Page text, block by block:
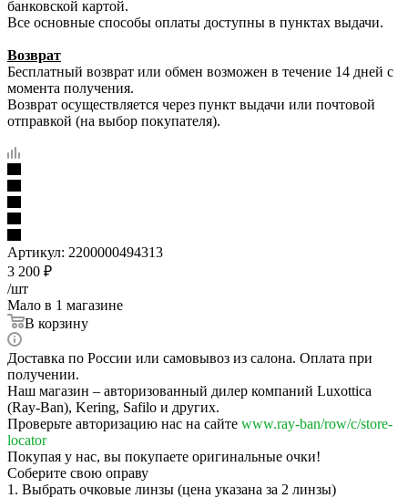
банковской картой.
Все основные способы оплаты доступны в пунктах выдачи.
Возврат
Бесплатный возврат или обмен возможен в течение 14 дней с
момента получения.
Возврат осуществляется через пункт выдачи или почтовой
отправкой (на выбор покупателя).
Артикул: 2200000494313
3 200 ₽
/шт
Мало в 1 магазине
В корзину
Доставка по России или самовывоз из салона. Оплата при
получении.
Наш магазин – авторизованный дилер компаний Luxottica
(Ray-Ban), Kering, Safilo и других.
Проверьте авторизацию нас на сайте www.ray-ban/row/c/store-
locator
Покупая у нас, вы покупаете оригинальные очки!
Соберите свою оправу
1. Выбрать очковые линзы (цена указана за 2 линзы)